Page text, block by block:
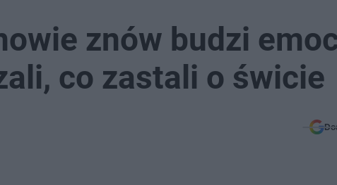
znów budzi
co zastali o świcie